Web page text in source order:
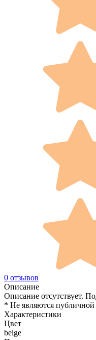
0 отзывов
Описание
Описание отсутствует.
* Не являются
Характеристики
Цвет
beige